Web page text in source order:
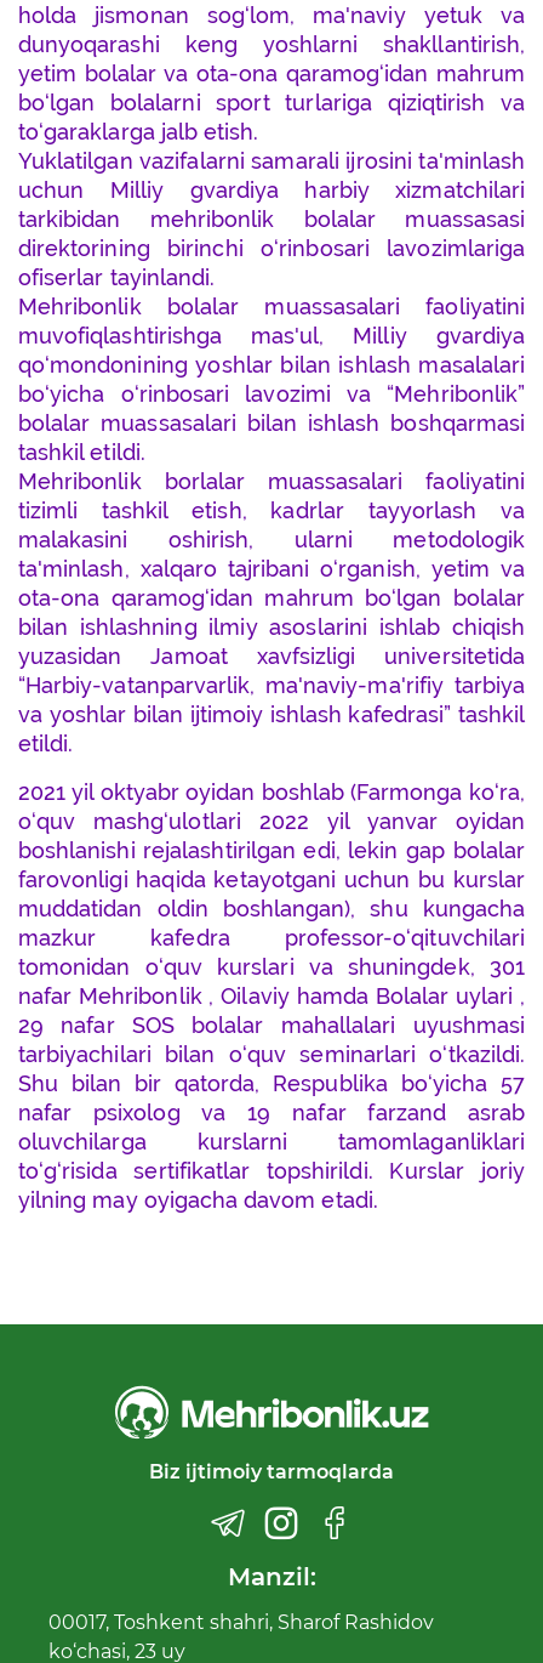
holda jismonan sog‘lom, ma'naviy yetuk va
dunyoqarashi keng yoshlarni shakllantirish,
yetim bolalar va ota-ona qaramog‘idan mahrum
bo‘lgan bolalarni sport turlariga qiziqtirish va
to‘garaklarga jalb etish.
Yuklatilgan vazifalarni samarali ijrosini ta'minlash
uchun Milliy gvardiya harbiy xizmatchilari
tarkibidan mehribonlik bolalar muassasasi
direktorining birinchi o‘rinbosari lavozimlariga
ofiserlar tayinlandi.
Mehribonlik bolalar muassasalari faoliyatini
muvofiqlashtirishga mas'ul, Milliy gvardiya
qo‘mondonining yoshlar bilan ishlash masalalari
bo‘yicha o‘rinbosari lavozimi va “Mehribonlik”
bolalar muassasalari bilan ishlash boshqarmasi
tashkil etildi.
Mehribonlik borlalar muassasalari faoliyatini
tizimli tashkil etish, kadrlar tayyorlash va
malakasini oshirish, ularni metodologik
ta'minlash, xalqaro tajribani o‘rganish, yetim va
ota-ona qaramog‘idan mahrum bo‘lgan bolalar
bilan ishlashning ilmiy asoslarini ishlab chiqish
yuzasidan Jamoat xavfsizligi universitetida
“Harbiy-vatanparvarlik, ma'naviy-ma'rifiy tarbiya
va yoshlar bilan ijtimoiy ishlash kafedrasi” tashkil
etildi.
2021 yil oktyabr oyidan boshlab (Farmonga ko‘ra,
o‘quv mashg‘ulotlari 2022 yil yanvar oyidan
boshlanishi rejalashtirilgan edi, lekin gap bolalar
farovonligi haqida ketayotgani uchun bu kurslar
muddatidan oldin boshlangan), shu kungacha
mazkur kafedra professor-o‘qituvchilari
tomonidan o‘quv kurslari va shuningdek, 301
nafar Mehribonlik , Oilaviy hamda Bolalar uylari ,
29 nafar SOS bolalar mahallalari uyushmasi
tarbiyachilari bilan o‘quv seminarlari o‘tkazildi.
Shu bilan bir qatorda, Respublika bo‘yicha 57
nafar psixolog va 19 nafar farzand asrab
oluvchilarga kurslarni tamomlaganliklari
to‘g‘risida sertifikatlar topshirildi. Kurslar joriy
yilning may oyigacha davom etadi.
Biz ijtimoiy tarmoqlarda
Manzil:
00017, Toshkent shahri, Sharof Rashidov
ko‘chasi, 23 uy